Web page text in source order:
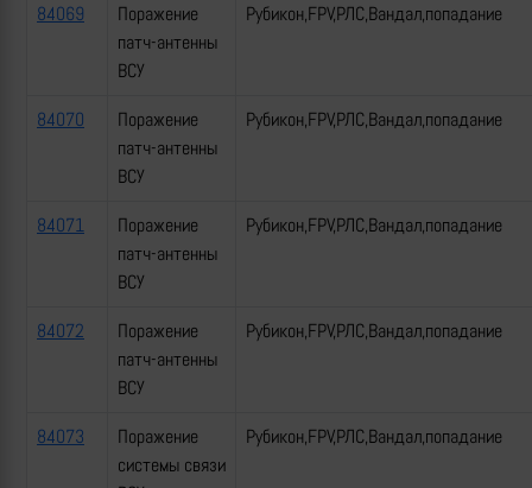
84069
Поражение
патч-антенны
ВСУ
Рубикон,FPV,РЛС,Вандал,попадание
84070
Поражение
патч-антенны
ВСУ
Рубикон,FPV,РЛС,Вандал,попадание
84071
Поражение
патч-антенны
ВСУ
Рубикон,FPV,РЛС,Вандал,попадание
84072
Поражение
патч-антенны
ВСУ
Рубикон,FPV,РЛС,Вандал,попадание
84073
Поражение
системы связи
Рубикон,FPV,РЛС,Вандал,попадание